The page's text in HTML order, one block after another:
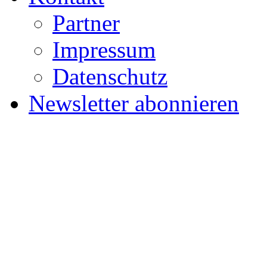
Partner
Impressum
Datenschutz
Newsletter abonnieren